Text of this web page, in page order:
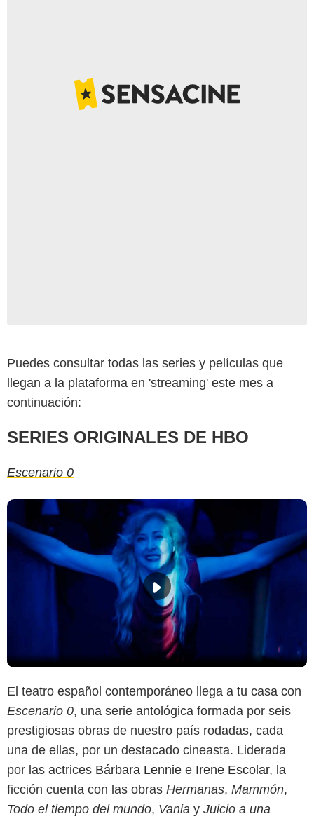
Puedes consultar todas las series y películas que
llegan a la plataforma en 'streaming' este mes a
continuación:
SERIES ORIGINALES DE HBO
Escenario 0
El teatro español contemporáneo llega a tu casa con
Escenario 0, una serie antológica formada por seis
prestigiosas obras de nuestro país rodadas, cada
una de ellas, por un destacado cineasta. Liderada
por las actrices Bárbara Lennie e Irene Escolar, la
ficción cuenta con las obras Hermanas, Mammón,
Todo el tiempo del mundo, Vania y Juicio a una